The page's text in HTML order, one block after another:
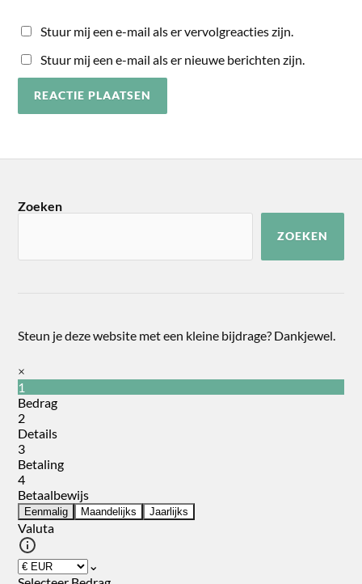
Stuur mij een e-mail als er vervolgreacties zijn.
Stuur mij een e-mail als er nieuwe berichten zijn.
Zoeken
ZOEKEN
Steun je deze website met een kleine bijdrage? Dankjewel.